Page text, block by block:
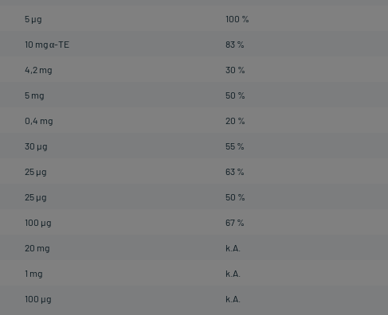
5 µg 100 %
10 mg α-TE 83 %
4,2 mg 30 %
5 mg 50 %
0,4 mg 20 %
30 µg 55 %
25 µg 63 %
25 µg 50 %
100 µg 67 %
20 mg k.A.
1 mg k.A.
100 µg k.A.